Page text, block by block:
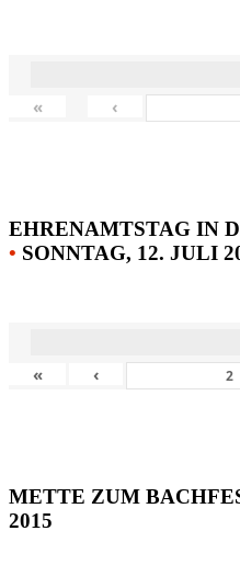
« ‹
EHRENAMTSTAG IN
• SONNTAG, 12. JULI
« ‹
METTE ZUM
2015